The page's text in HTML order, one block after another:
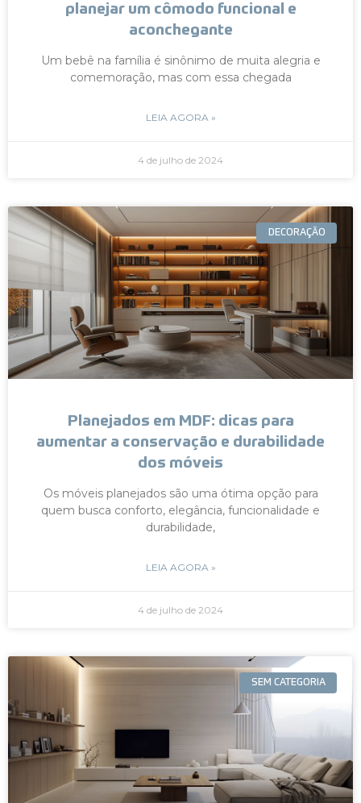
planejar um cômodo funcional e
aconchegante
Um bebê na família é sinônimo de muita alegria e
comemoração, mas com essa chegada
LEIA AGORA »
4 de julho de 2024
DECORAÇÃO
Planejados em MDF: dicas para
aumentar a conservação e durabilidade
dos móveis
Os móveis planejados são uma ótima opção para
quem busca conforto, elegância, funcionalidade e
durabilidade,
LEIA AGORA »
4 de julho de 2024
SEM CATEGORIA